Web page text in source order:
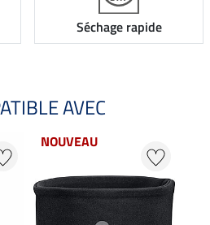
Séchage rapide
AVEC
NOUVEAU